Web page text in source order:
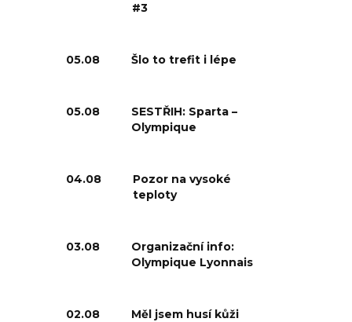
#3
05.08 Šlo to trefit i lépe
05.08
SESTŘIH: Sparta –
Olympique
04.08
Pozor na vysoké
teploty
03.08
Organizační info:
Olympique Lyonnais
02.08 Měl jsem husí kůži